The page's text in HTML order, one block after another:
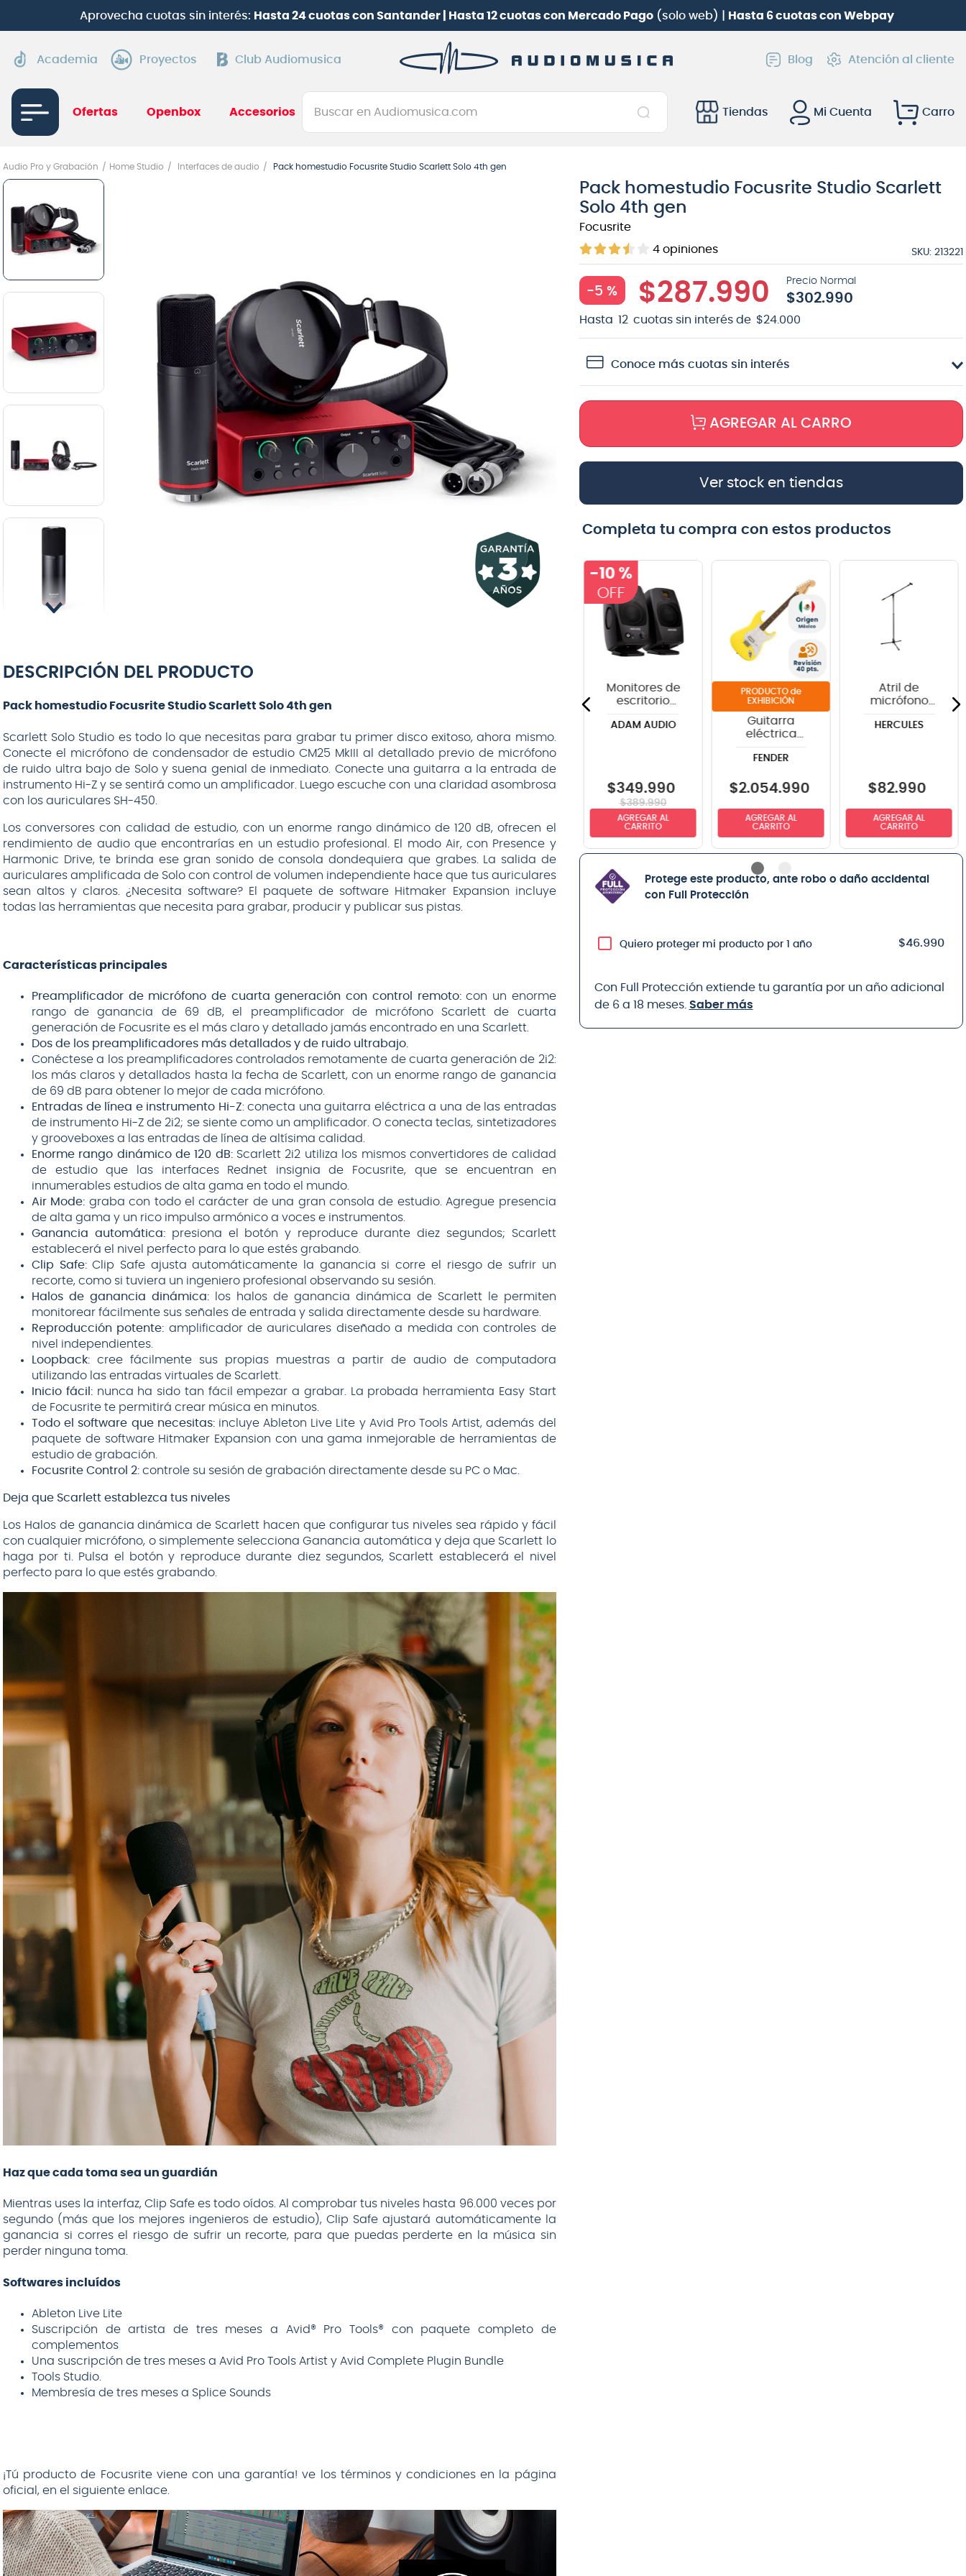
¡Suscríbete en Club Audiomusicay participa por unaBatería electrónica Roland TD-02KV gratis!
Academia Proyectos Club Audiomusica Blog Atención al cliente
Ofertas Openbox Accesorios
Buscar en Audiomusica.com
Tiendas
Mi Cuenta
Audio Pro y Grabación Home Studio Interfaces de audio Pack homestudio Focusrite Studio Scarlett Solo 4th gen
DESCRIPCIÓN DEL PRODUCTO
Pack homestudio Focusrite Studio Scarlett Solo 4th gen
Scarlett Solo Studio es todo lo que necesitas para grabar tu primer disco exitoso, ahora mismo.
Conecte el micrófono de condensador de estudio CM25 MkIII al detallado previo de micrófono
de ruido ultra bajo de Solo y suena genial de inmediato. Conecte una guitarra a la entrada de
instrumento Hi-Z y se sentirá como un amplificador. Luego escuche con una claridad asombrosa
con los auriculares SH-450.
Los conversores con calidad de estudio, con un enorme rango dinámico de 120 dB, ofrecen el
rendimiento de audio que encontrarías en un estudio profesional. El modo Air, con Presence y
Harmonic Drive, te brinda ese gran sonido de consola dondequiera que grabes. La salida de
auriculares amplificada de Solo con control de volumen independiente hace que tus auriculares
sean altos y claros. ¿Necesita software? El paquete de software Hitmaker Expansion incluye
todas las herramientas que necesita para grabar, producir y publicar sus pistas.
Características principales
Preamplificador de micrófono de cuarta generación con control remoto:con un enorme
rango de ganancia de 69 dB, el preamplificador de micrófono Scarlett de cuarta
generación de Focusrite es el más claro y detallado jamás encontrado en una Scarlett.
Dos de los preamplificadores más detallados y de ruido ultrabajo.
Conéctese a los preamplificadores controlados remotamente de cuarta generación de 2i2:
los más claros y detallados hasta la fecha de Scarlett, con un enorme rango de ganancia
de 69 dB para obtener lo mejor de cada micrófono.
Entradas de línea e instrumento Hi-Z: conecta una guitarra eléctrica a una de las entradas
de instrumento Hi-Z de 2i2; se siente como un amplificador. O conecta teclas, sintetizadores
y grooveboxes a las entradas de línea de altísima calidad.
Enorme rango dinámico de 120 dB:Scarlett 2i2 utiliza los mismos convertidores de calidad
de estudio que las interfaces Rednet insignia de Focusrite, que se encuentran en
innumerables estudios de alta gama en todo el mundo.
Air Mode: graba con todo el carácter de una gran consola de estudio. Agregue presencia
de alta gama y un rico impulso armónico a voces e instrumentos.
Ganancia automática:presiona el botón y reproduce durante diez segundos; Scarlett
establecerá el nivel perfecto para lo que estés grabando.
Clip Safe:Clip Safe ajusta automáticamente la ganancia si corre el riesgo de sufrir un
recorte, como si tuviera un ingeniero profesional observando su sesión.
Halos de ganancia dinámica:los halos de ganancia dinámica de Scarlett le permiten
monitorear fácilmente sus señales de entrada y salida directamente desde su hardware.
Reproducción potente: amplificador de auriculares diseñado a medida con controles de
nivel independientes.
Loopback: cree fácilmente sus propias muestras a partir de audio de computadora
utilizando las entradas virtuales de Scarlett.
Inicio fácil:nunca ha sido tan fácil empezar a grabar. La probada herramienta Easy Start
de Focusrite te permitirá crear música en minutos.
Todo el software que necesitas:incluye Ableton Live Lite y Avid Pro Tools Artist, además del
paquete de software Hitmaker Expansion con una gama inmejorable de herramientas de
estudio de grabación.
Focusrite Control 2: controle su sesión de grabación directamente desde su PC o Mac.
Deja que Scarlett establezca tus niveles
Los Halos de ganancia dinámica de Scarlett hacen que configurar tus niveles sea rápido y fácil
con cualquier micrófono, o simplemente selecciona Ganancia automática y deja que Scarlett lo
haga por ti. Pulsa el botón y reproduce durante diez segundos, Scarlett establecerá el nivel
perfecto para lo que estés grabando.
Haz que cada toma sea un guardián
Mientras uses la interfaz, Clip Safe es todo oídos. Al comprobar tus niveles hasta 96.000 veces por
segundo (más que los mejores ingenieros de estudio), Clip Safe ajustará automáticamente la
ganancia si corres el riesgo de sufrir un recorte, para que puedas perderte en la música sin
perder ninguna toma.
Softwares incluídos
Ableton Live Lite
Suscripción de artista de tres meses a Avid® Pro Tools® con paquete completo de
complementos
Una suscripción de tres meses a Avid Pro Tools Artist y Avid Complete Plugin Bundle
Tools Studio.
Membresía de tres meses a Splice Sounds
¡Tú producto de Focusrite viene con una garantía! ve los términos y condiciones en la página
oficial, en el siguiente enlace.
Pack homestudio Focusrite Studio Scarlett
Solo 4th gen
Focusrite
4 opiniones SKU: 213221
-5 % $287.990 $302.990
Hasta 12 cuotas sin interés de $24. 000
Conoce más cuotas sin interés
AGREGAR AL CARRO
Ver stock en tiendas
Completa tu compra con estos productos
$82.990
CARRITO
$12.990
CARRITO
Cable para
NO DISPONIBLE
-10 %
Monitores de
escritorio
D3V - Black
ADAM AUDIO
$349.990
$389.990
AGREGAR AL
CARRITO
de
EXHIBICIÓN
Guitarra
eléctrica
DeLonge
Graffiti Yellow
FENDER
$2.054.990
AGREGAR AL
CARRITO
Atril de
micrófono
MS631B con
HERCULES
$82.990
AGREGAR AL
CARRITO
Protege este producto, ante robo o daño accidental
con Full Protección
Quiero proteger mi producto por 1 año $46.990
Con Full Protección extiende tu garantía por un año adicional
de 6 a 18 meses. Saber más
1.
guitarra electrica
guitarra
teclado
bateria
9
micrófono
10. violin